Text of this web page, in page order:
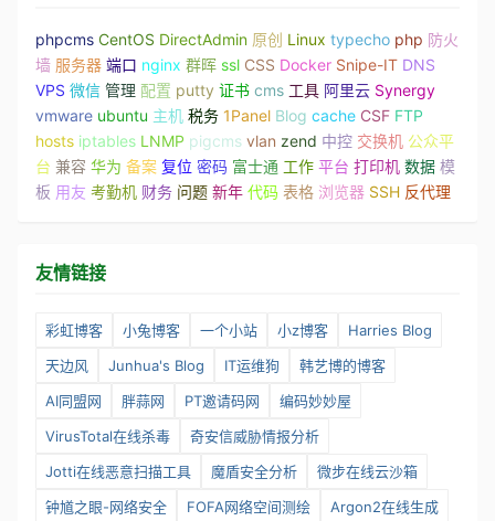
phpcms CentOS DirectAdmin 原创 Linux typecho php 防火
墙 服务器 端口 nginx 群晖 ssl CSS Docker Snipe-IT DNS
VPS 微信 管理 配置 putty 证书 cms 工具 阿里云 Synergy
vmware ubuntu 主机 税务 1Panel Blog cache CSF FTP
hosts iptables LNMP pigcms vlan zend 中控 交换机 公众平
台 兼容 华为 备案 复位 密码 富士通 工作 平台 打印机 数据 模
板 用友 考勤机 财务 问题 新年 代码 表格 浏览器 SSH 反代理
友情链接
彩虹博客 小兔博客 一个小站 小z博客
Harries Blog
天边风
Junhua's Blog IT运维狗
韩艺博的博客
AI同盟网
胖蒜网 PT邀请码网
编码妙妙屋
VirusTotal在线杀毒
奇安信威胁情报分析
Jotti在线恶意扫描工具
魔盾安全分析
微步在线云沙箱
钟馗之眼-网络安全
FOFA网络空间测绘
Argon2在线生成